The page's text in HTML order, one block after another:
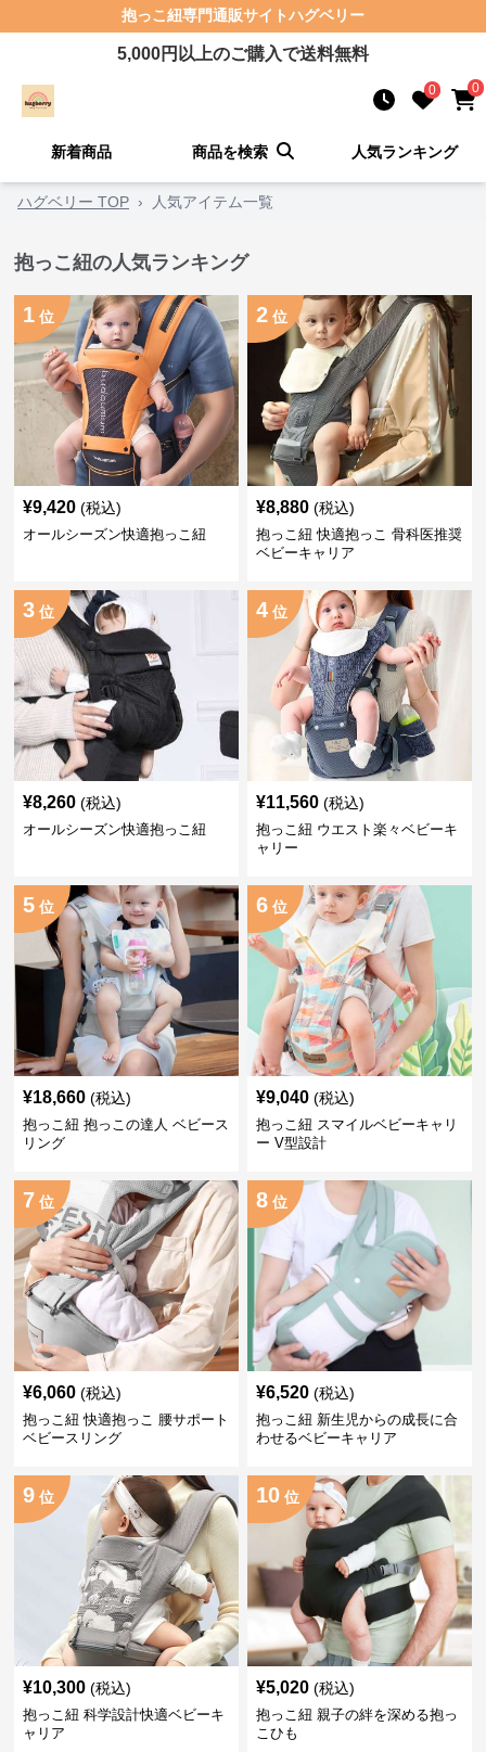
抱っこ紐専門通販サイトハグベリー
5,000円以上のご購入で送料無料
0 0
新着商品 商品を検索 人気ランキング
ハグベリー TOP › 人気アイテム一覧
抱っこ紐の人気ランキング
1 位
¥9,420 (税込)
オールシーズン快適抱っこ紐
2 位
¥8,880 (税込)
抱っこ紐 快適抱っこ 骨科医推奨
ベビーキャリア
3 位
¥8,260 (税込)
オールシーズン快適抱っこ紐
4 位
¥11,560 (税込)
抱っこ紐 ウエスト楽々ベビーキ
ャリー
5 位
¥18,660 (税込)
抱っこ紐 抱っこの達人 ベビース
リング
6 位
¥9,040 (税込)
抱っこ紐 スマイルベビーキャリ
ー V型設計
7 位
¥6,060 (税込)
抱っこ紐 快適抱っこ 腰サポート
ベビースリング
8 位
¥6,520 (税込)
抱っこ紐 新生児からの成長に合
わせるベビーキャリア
9 位
¥10,300 (税込)
抱っこ紐 科学設計快適ベビーキ
ャリア
10 位
¥5,020 (税込)
抱っこ紐 親子の絆を深める抱っ
こひも